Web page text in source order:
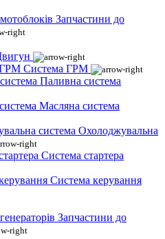
Запчастини до
Система ГРМ
Паливна система
Масляна система
Охолоджувальна
Система стартера
Система керування
Запчастини до